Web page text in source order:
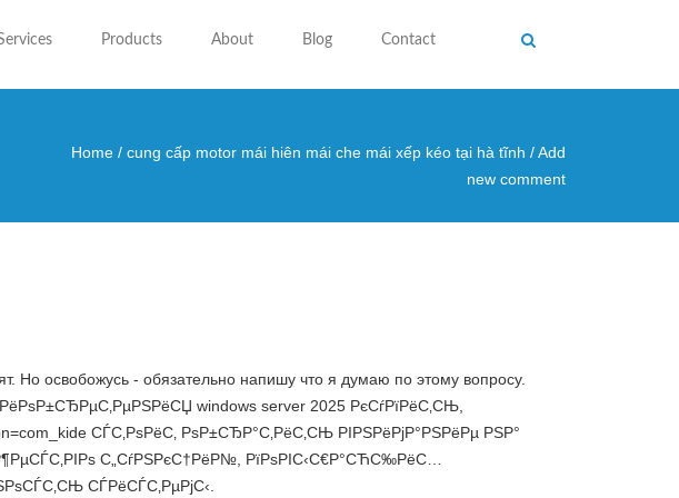
Products About Blog Contact
You are here
Home / cung cấp motor mái hiên mái che mái xếp kéo tại hà tĩnh /Add
new comment
Но освобожусь - обязательно напишу что я думаю по этому вопросу.
windows server 2025 РєСѓРїРёС‚СЊ,
СЃС‚РѕРёС‚ РѕР±СЂР°С‚РёС‚СЊ РІРЅРёРјР°РЅРёРµ РЅР°
С„СѓРЅРєС†РёР№, РїРѕРІС‹С€Р°СЋС‰РёС…
СЃРёСЃС‚РµРјС‹.